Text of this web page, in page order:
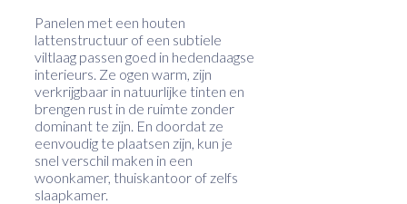
Panelen met een houten
lattenstructuur of een subtiele
viltlaag passen goed in hedendaagse
interieurs. Ze ogen warm, zijn
verkrijgbaar in natuurlijke tinten en
brengen rust in de ruimte zonder
dominant te zijn. En doordat ze
eenvoudig te plaatsen zijn, kun je
snel verschil maken in een
woonkamer, thuiskantoor of zelfs
slaapkamer.